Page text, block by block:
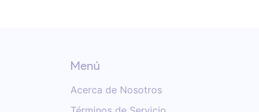
Menú
Acerca de Nosotros